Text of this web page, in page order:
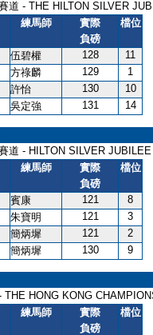
道 - THE HILTON SILVER
練馬師
實際
負磅
檔位
伍碧權 128
11
方祿麟 129
1
許怡 130
10
吳定強 131 14
道 - HILTON SILVER
練馬師
實際
負磅
檔位
賓康 121
8
朱寶明 121
3
簡炳墀 121
2
簡炳墀 130 9
HONG KONG
練馬師
實際
負磅
檔位